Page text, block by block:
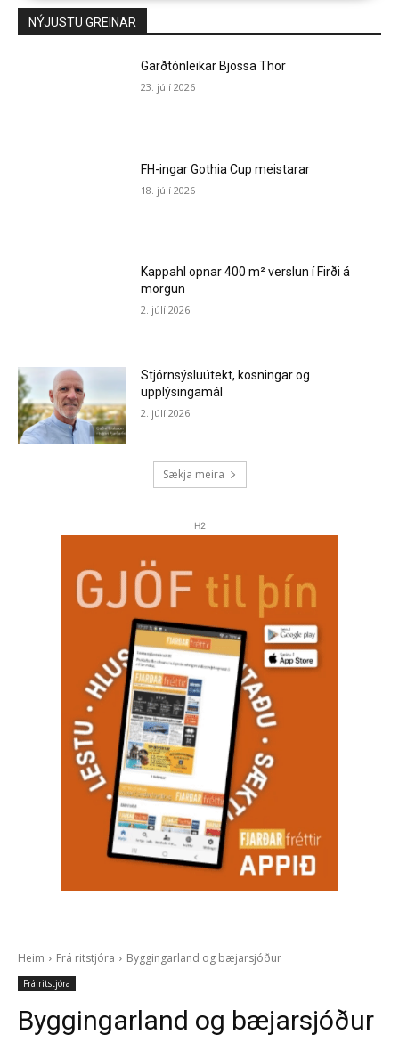
NÝJUSTU GREINAR
Garðtónleikar Bjössa Thor
23. júlí 2026
FH-ingar Gothia Cup meistarar
18. júlí 2026
Kappahl opnar 400 m² verslun í Firði á
morgun
2. júlí 2026
Stjórnsýsluútekt, kosningar og
upplýsingamál
2. júlí 2026
Sækja meira
H2